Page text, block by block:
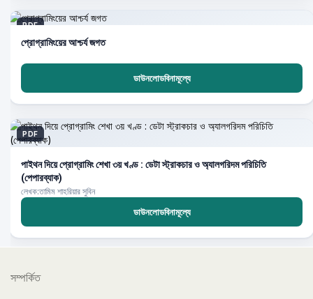
PDF
প্রোগ্রামিংয়ের আশ্চর্য জগত
ডাউনলোডবিনামূল্যে
PDF
পাইথন দিয়ে প্রোগ্রামিং শেখা ৩য় খণ্ড : ডেটা স্ট্রাকচার ও অ্যালগরিদম পরিচিতি
(পেপারব্যাক)
লেখক:তামিম শাহরিয়ার সুবিন
ডাউনলোডবিনামূল্যে
সম্পর্কিত